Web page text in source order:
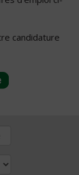
candidature